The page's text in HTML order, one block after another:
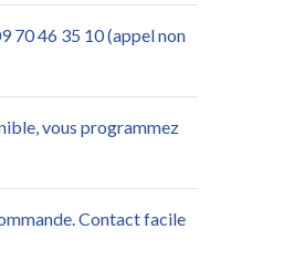
70 46 35 10 (appel non
vous programmez
Contact facile